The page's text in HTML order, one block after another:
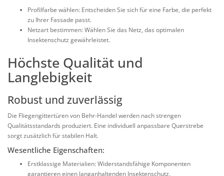
Profilfarbe wählen: Entscheiden Sie sich für eine Farbe, die perfekt
zu Ihrer Fassade passt.
Netzart bestimmen:Wählen Sie das Netz, das optimalen
Insektenschutz gewährleistet.
Höchste Qualität und
Langlebigkeit
Robust und zuverlässig
Die Fliegengittertüren von Behr-Handel werden nach strengen
Qualitätsstandards produziert. Eine individuell anpassbare Querstrebe
sorgt zusätzlich für stabilen Halt.
Wesentliche Eigenschaften:
Erstklassige Materialien:Widerstandsfähige Komponenten
garantieren einen langanhaltenden Insektenschutz.